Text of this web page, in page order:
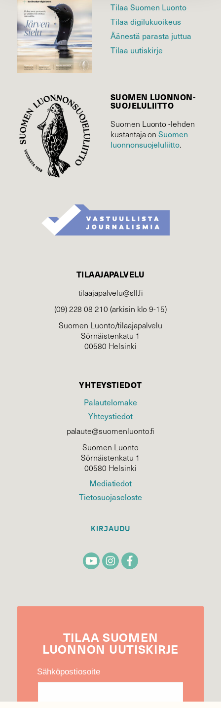
Tilaa Suomen Luonto
Tilaa digilukuoikeus
Äänestä parasta juttua
Tilaa uutiskirje
SUOMEN LUONNON­
SUOJELU­LIITTO
Suomen Luonto -lehden
kustantaja onSuomen
luonnonsuojelu­liitto.
TILAAJAPALVELU
tilaajapalvelu@sll.fi
(09) 228 08 210 (arkisin klo 9-15)
Suomen Luonto/tilaajapalvelu
Sörnäistenkatu 1
00580 Helsinki
YHTEYSTIEDOT
Palautelomake
Yhteystiedot
palaute@suomenluonto.fi
Suomen Luonto
Sörnäistenkatu 1
00580 Helsinki
Mediatiedot
Tietosuojaseloste
KIRJAUDU
TILAA SUOMEN
LUONNON UUTIS­KIRJE
Sähköpostiosoite